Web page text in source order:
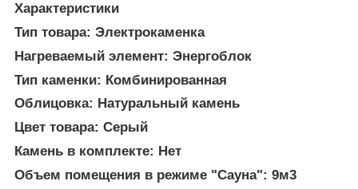
Характеристики
Тип товара: Электрокаменка
Нагреваемый элемент: Энергоблок
Тип каменки: Комбинированная
Облицовка: Натуральный камень
Цвет товара: Серый
Камень в комплекте: Нет
Объем помещения в режиме "Сауна": 9м3